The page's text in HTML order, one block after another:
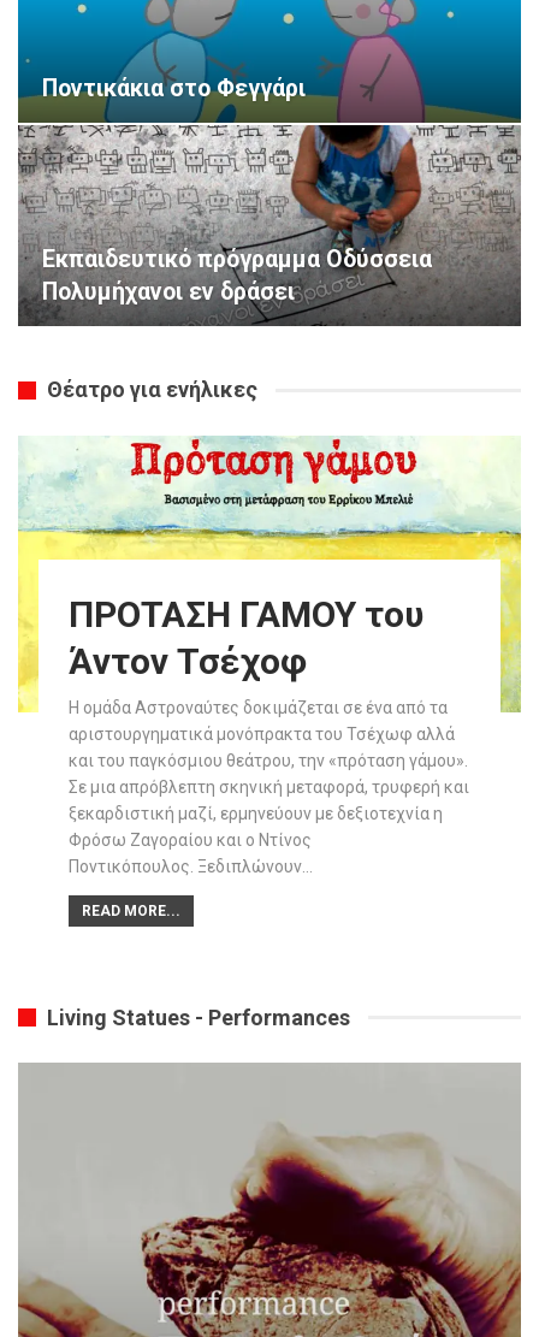
Ποντικάκια στο Φεγγάρι
Εκπαιδευτικό πρόγραμμα Οδύσσεια
Πολυμήχανοι εν δράσει
Θέατρο για ενήλικες
ΠΡΟΤΑΣΗ ΓΑΜΟΥ του
Άντον Τσέχοφ
Η ομάδα Αστροναύτες δοκιμάζεται σε ένα από τα
αριστουργηματικά μονόπρακτα του Τσέχωφ αλλά
και του παγκόσμιου θεάτρου, την «πρόταση γάμου».
Σε μια απρόβλεπτη σκηνική μεταφορά, τρυφερή και
ξεκαρδιστική μαζί, ερμηνεύουν με δεξιοτεχνία η
Φρόσω Ζαγοραίου και ο Ντίνος
Ποντικόπουλος. Ξεδιπλώνουν…
READ MORE...
Living Statues - Performances